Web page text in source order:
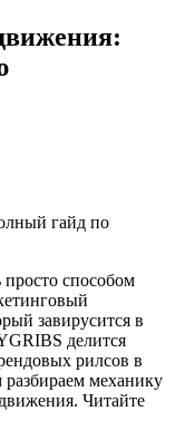
просто способом
завирусится в
делится
рилсов в
разбираем механику
Читайте